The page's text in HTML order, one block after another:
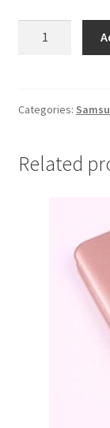
A12
Categories:
Related